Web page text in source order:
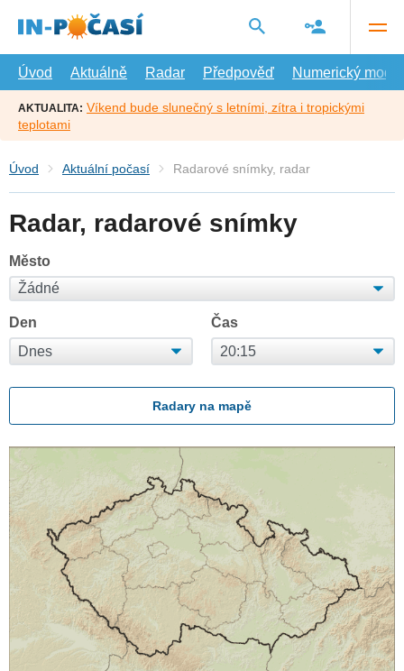
hlavní
Úvod
Aktuálně Radar Předpověď Numerický model
AKTUALITA: Víkend bude slunečný s letními, zítra i tropickými
teplotami
Úvod Aktuální počasí Radarové snímky, radar
Radar, radarové snímky
Město
Den Čas
Radary na mapě